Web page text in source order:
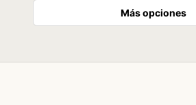
Más opciones